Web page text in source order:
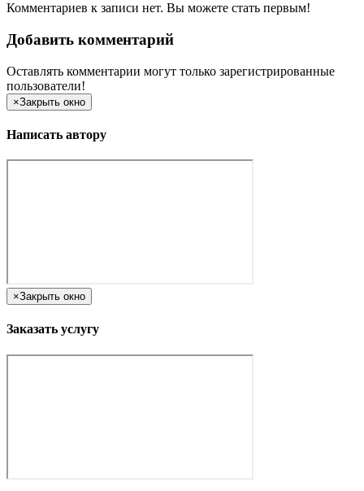
Комментариев к записи нет. Вы можете стать первым!
Добавить комментарий
Оставлять комментарии могут только зарегистрированные
пользователи!
×Закрыть окно
Написать автору
×Закрыть окно
Заказать услугу